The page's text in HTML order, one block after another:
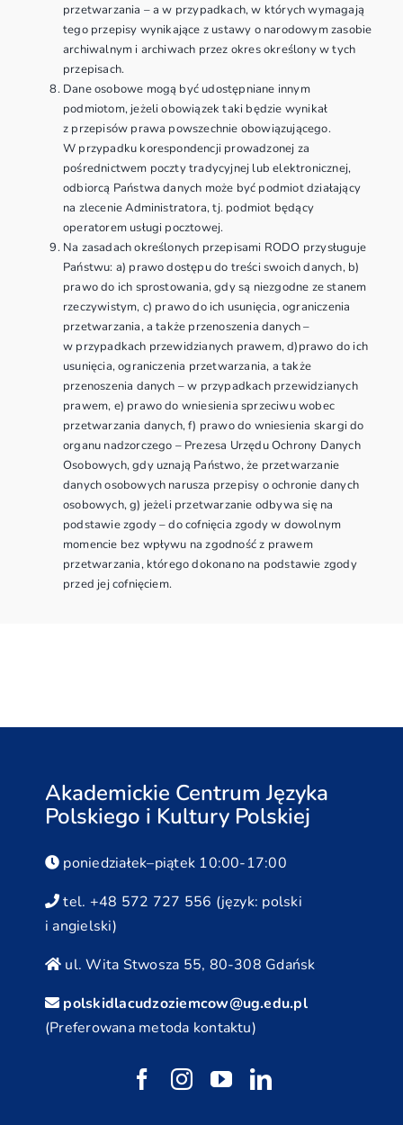
przetwarzania – a w przypadkach, w których wymagają
tego przepisy wynikające z ustawy o narodowym zasobie
archiwalnym i archiwach przez okres określony w tych
przepisach.
Dane osobowe mogą być udostępniane innym
podmiotom, jeżeli obowiązek taki będzie wynikał
z przepisów prawa powszechnie obowiązującego.
W przypadku korespondencji prowadzonej za
pośrednictwem poczty tradycyjnej lub elektronicznej,
odbiorcą Państwa danych może być podmiot działający
na zlecenie Administratora, tj. podmiot będący
operatorem usługi pocztowej.
Na zasadach określonych przepisami RODO przysługuje
Państwu: a) prawo dostępu do treści swoich danych, b)
prawo do ich sprostowania, gdy są niezgodne ze stanem
rzeczywistym, c) prawo do ich usunięcia, ograniczenia
przetwarzania, a także przenoszenia danych –
w przypadkach przewidzianych prawem, d)prawo do ich
usunięcia, ograniczenia przetwarzania, a także
przenoszenia danych – w przypadkach przewidzianych
prawem, e) prawo do wniesienia sprzeciwu wobec
przetwarzania danych, f) prawo do wniesienia skargi do
organu nadzorczego – Prezesa Urzędu Ochrony Danych
Osobowych, gdy uznają Państwo, że przetwarzanie
danych osobowych narusza przepisy o ochronie danych
osobowych, g) jeżeli przetwarzanie odbywa się na
podstawie zgody – do cofnięcia zgody w dowolnym
momencie bez wpływu na zgodność z prawem
przetwarzania, którego dokonano na podstawie zgody
przed jej cofnięciem.
Akademickie Centrum Języka
Polskiego i Kultury Polskiej
poniedziałek–piątek 10:00-17:00
tel. +48 572 727 556 (język: polski
i angielski)
ul. Wita Stwosza 55, 80-308 Gdańsk
polskidlacudzoziemcow@ug.edu.pl
(Preferowana metoda kontaktu)